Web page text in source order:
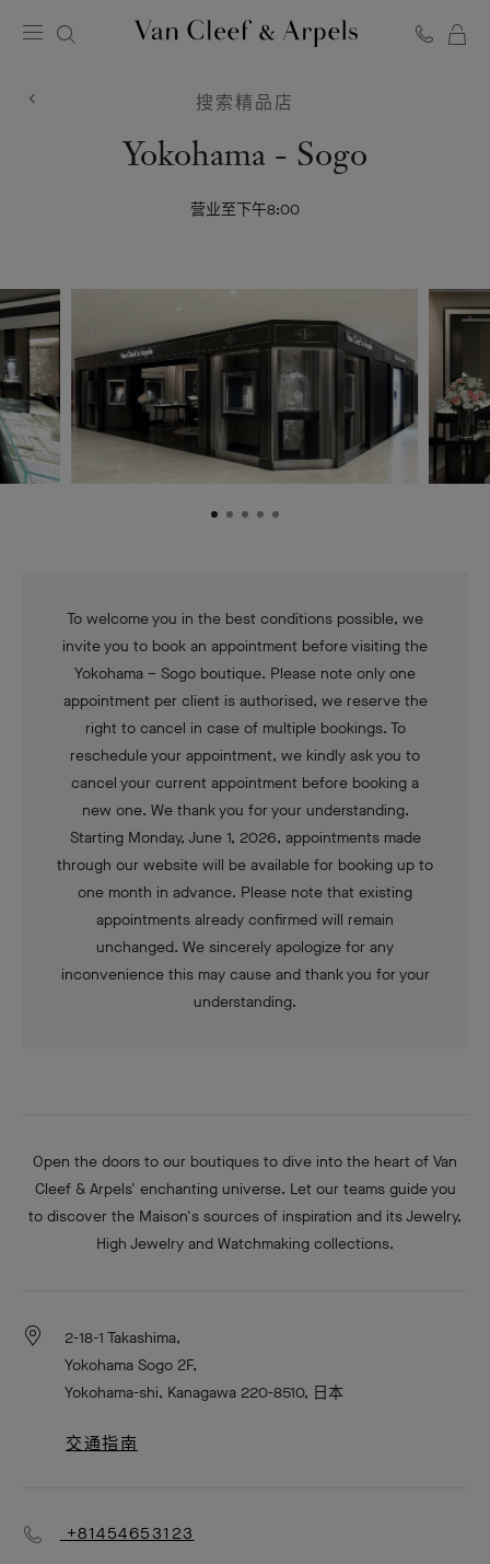
&
梵
雅
页
搜索精品店
Van
Cleef
Yokohama - Sogo
营业至下午8:00
To welcome you in the best conditions possible, we
invite you to book an appointment before visiting the
Yokohama – Sogo boutique. Please note only one
appointment per client is authorised, we reserve the
right to cancel in case of multiple bookings. To
reschedule your appointment, we kindly ask you to
cancel your current appointment before booking a
new one. We thank you for your understanding.
Starting Monday, June 1, 2026, appointments made
through our website will be available for booking up to
one month in advance. Please note that existing
appointments already confirmed will remain
unchanged. We sincerely apologize for any
inconvenience this may cause and thank you for your
understanding.
Open the doors to our boutiques to dive into the heart of Van
Cleef & Arpels' enchanting universe. Let our teams guide you
to discover the Maison's sources of inspiration and its Jewelry,
High Jewelry and Watchmaking collections.
2-18-1 Takashima,
Yokohama Sogo 2F,
Yokohama-shi, Kanagawa 220-8510, 日本
交通指南
+81454653123